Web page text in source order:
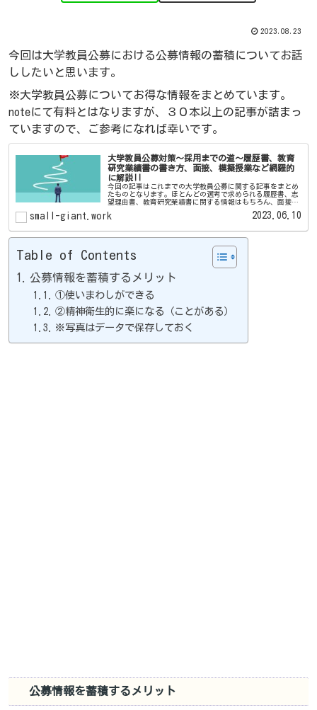
2023.08.23
今回は大学教員公募における公募情報の蓄積についてお話
ししたいと思います。
※大学教員公募についてお得な情報をまとめています。
noteにて有料とはなりますが、３０本以上の記事が詰まっ
ていますので、ご参考になれば幸いです。
大学教員公募対策～採用までの道～履歴書、教育
研究業績書の書き方、面接、模擬授業など網羅的
に解説!!
今回の記事はこれまでの大学教員公募に関する記事をまとめ
たものとなります。ほとんどの選考で求められる履歴書、志
望理由書、教育研究業績書に関する情報はもちろん、面接や
ているものが基となっ...
small-giant.work 2023.06.10
Table of Contents
公募情報を蓄積するメリット
①使いまわしができる
②精神衛生的に楽になる（ことがある）
※写真はデータで保存しておく
公募情報を蓄積するメリット